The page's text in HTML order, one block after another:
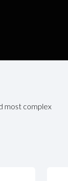
most complex